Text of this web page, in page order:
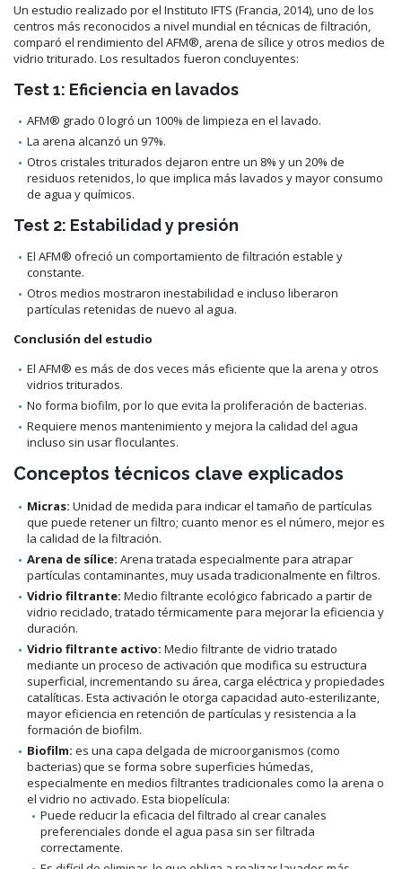
Un estudio realizado por el Instituto IFTS (Francia, 2014), uno de los
centros más reconocidos a nivel mundial en técnicas de filtración,
comparó el rendimiento del AFM®, arena de sílice y otros medios de
vidrio triturado. Los resultados fueron concluyentes:
Test 1: Eficiencia en lavados
AFM® grado 0 logró un 100% de limpieza en el lavado.
La arena alcanzó un 97%.
Otros cristales triturados dejaron entre un 8% y un 20% de
residuos retenidos, lo que implica más lavados y mayor consumo
de agua y químicos.
Test 2: Estabilidad y presión
El AFM® ofreció un comportamiento de filtración estable y
constante.
Otros medios mostraron inestabilidad e incluso liberaron
partículas retenidas de nuevo al agua.
Conclusión del estudio
El AFM® es más de dos veces más eficiente que la arena y otros
vidrios triturados.
No forma biofilm, por lo que evita la proliferación de bacterias.
Requiere menos mantenimiento y mejora la calidad del agua
incluso sin usar floculantes.
Conceptos técnicos clave explicados
Micras: Unidad de medida para indicar el tamaño de partículas
que puede retener un filtro; cuanto menor es el número, mejor es
la calidad de la filtración.
Arena de sílice: Arena tratada especialmente para atrapar
partículas contaminantes, muy usada tradicionalmente en filtros.
Vidrio filtrante: Medio filtrante ecológico fabricado a partir de
vidrio reciclado, tratado térmicamente para mejorar la eficiencia y
duración.
Vidrio filtrante activo: Medio filtrante de vidrio tratado
mediante un proceso de activación que modifica su estructura
superficial, incrementando su área, carga eléctrica y propiedades
catalíticas. Esta activación le otorga capacidad auto-esterilizante,
mayor eficiencia en retención de partículas y resistencia a la
formación de biofilm.
Biofilm: es una capa delgada de microorganismos (como
bacterias) que se forma sobre superficies húmedas,
especialmente en medios filtrantes tradicionales como la arena o
el vidrio no activado. Esta biopelícula:
Puede reducir la eficacia del filtrado al crear canales
preferenciales donde el agua pasa sin ser filtrada
correctamente.